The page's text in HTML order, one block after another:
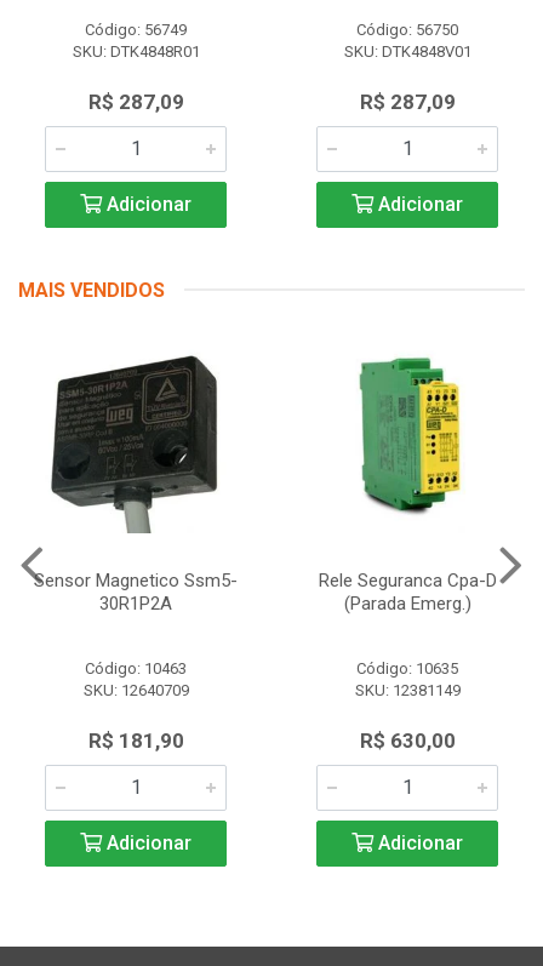
Código: 56749
SKU: DTK4848R01
R$ 287,09
Adicionar
Código: 56750
SKU: DTK4848V01
R$ 287,09
Adicionar
MAIS VENDIDOS
Sensor Magnetico Ssm5-
30R1P2A
Código: 10463
SKU: 12640709
R$ 181,90
Adicionar
Rele Seguranca Cpa-D
(Parada Emerg.)
Código: 10635
SKU: 12381149
R$ 630,00
Adicionar